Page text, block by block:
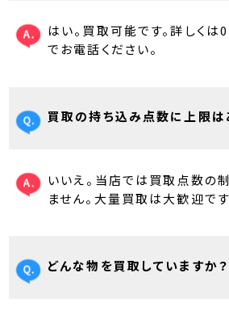
はい。買取可能です。詳しく
でお電話ください。
買取の持ち込み点数に上限は
いいえ。当店では買取点数の
ません。大量買取は大歓迎です
どんな物を買取していますか？